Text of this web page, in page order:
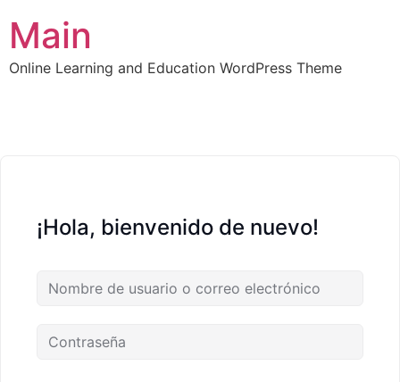
contenido
Main
Online Learning and Education WordPress Theme
¡Hola, bienvenido de nuevo!